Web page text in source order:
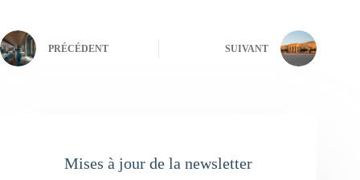
PRÉCÉDENT SUIVANT
Mises à jour de la newsletter